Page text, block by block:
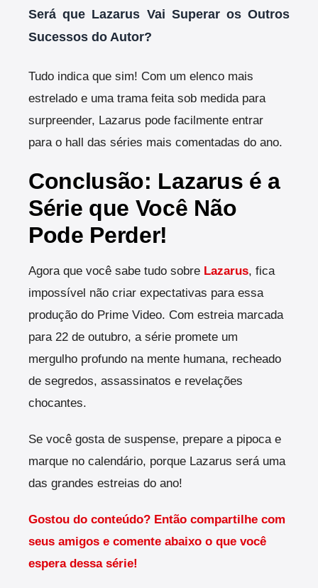
Será que Lazarus Vai Superar os Outros
Sucessos do Autor?
Tudo indica que sim! Com um elenco mais
estrelado e uma trama feita sob medida para
surpreender, Lazarus pode facilmente entrar
para o hall das séries mais comentadas do ano.
Conclusão: Lazarus é a
Série que Você Não
Pode Perder!
Agora que você sabe tudo sobre Lazarus, fica
impossível não criar expectativas para essa
produção do Prime Video. Com estreia marcada
para 22 de outubro, a série promete um
mergulho profundo na mente humana, recheado
de segredos, assassinatos e revelações
chocantes.
Se você gosta de suspense, prepare a pipoca e
marque no calendário, porque Lazarus será uma
das grandes estreias do ano!
Gostou do conteúdo? Então compartilhe com
seus amigos e comente abaixo o que você
espera dessa série!